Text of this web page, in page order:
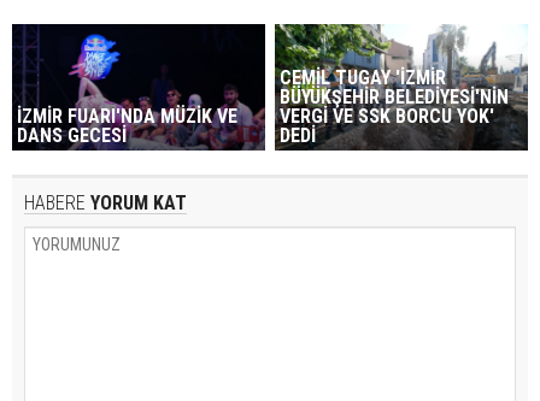
İZMİR FUARI'NDA MÜZİK VE
DANS GECESİ
CEMİL TUGAY 'İZMİR
BÜYÜKŞEHİR BELEDİYESİ'NİN
VERGİ VE SSK BORCU YOK'
DEDİ
HABERE YORUM KAT